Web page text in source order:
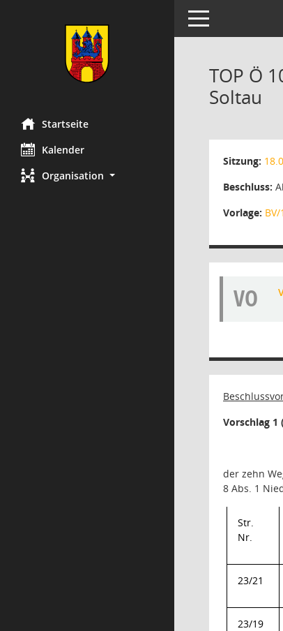
Startseite
Kalender
Organisation
Toggle navigation
TOP Ö
Soltau
Sitzung:
Beschluss:
Vorlage:
VO
Vorschlag 1
der zehn
8 Abs. 1
Str.
Nr.
23/21
23/19